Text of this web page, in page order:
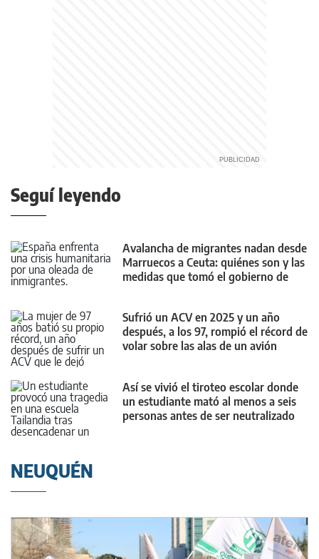
Seguí leyendo
Avalancha de migrantes nadan desde
Marruecos a Ceuta: quiénes son y las
medidas que tomó el gobierno de
Sufrió un ACV en 2025 y un año
después, a los 97, rompió el récord de
volar sobre las alas de un avión
Así se vivió el tiroteo escolar donde
un estudiante mató al menos a seis
personas antes de ser neutralizado
NEUQUÉN